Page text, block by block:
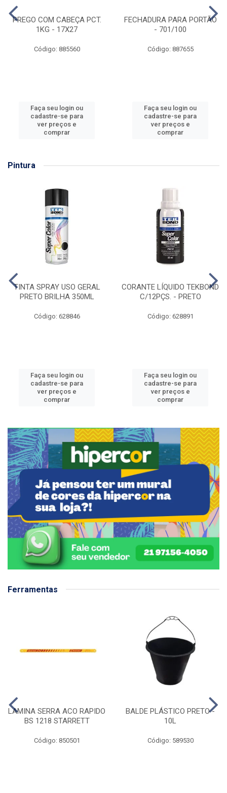
PREGO COM CABEÇA PCT.
1KG - 17X27
Código: 885560
Faça seu login ou
cadastre-se para
ver preços e
comprar
FECHADURA PARA PORTÃO
- 701/100
Código: 887655
Faça seu login ou
cadastre-se para
ver preços e
comprar
Pintura
TINTA SPRAY USO GERAL
PRETO BRILHA 350ML
Código: 628846
Faça seu login ou
cadastre-se para
ver preços e
comprar
CORANTE LÍQUIDO TEKBOND
C/12PÇS. - PRETO
Código: 628891
Faça seu login ou
cadastre-se para
ver preços e
comprar
Ferramentas
LAMINA SERRA ACO RAPIDO
BS 1218 STARRETT
Código: 850501
BALDE PLÁSTICO PRETO -
10L
Código: 589530